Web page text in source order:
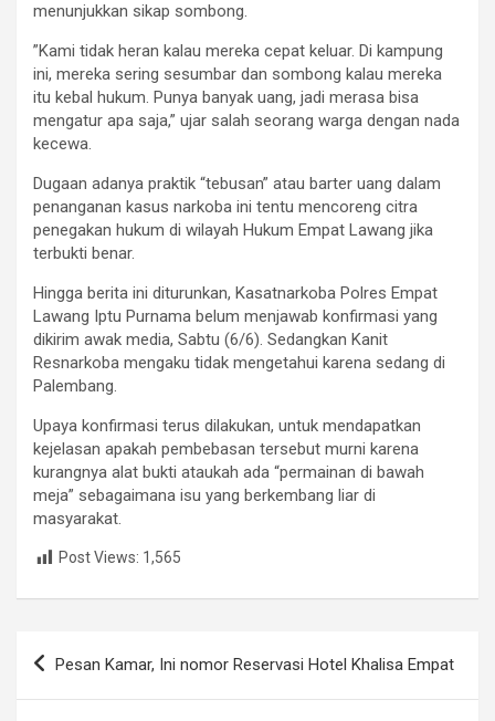
menunjukkan sikap sombong.
​”Kami tidak heran kalau mereka cepat keluar. Di kampung
ini, mereka sering sesumbar dan sombong kalau mereka
itu kebal hukum. Punya banyak uang, jadi merasa bisa
mengatur apa saja,” ujar salah seorang warga dengan nada
kecewa.
​Dugaan adanya praktik “tebusan” atau barter uang dalam
penanganan kasus narkoba ini tentu mencoreng citra
penegakan hukum di wilayah Hukum Empat Lawang jika
terbukti benar.
​Hingga berita ini diturunkan, Kasatnarkoba Polres Empat
Lawang Iptu Purnama belum menjawab konfirmasi yang
dikirim awak media, Sabtu (6/6). Sedangkan Kanit
Resnarkoba mengaku tidak mengetahui karena sedang di
Palembang.
Upaya konfirmasi terus dilakukan, untuk mendapatkan
kejelasan apakah pembebasan tersebut murni karena
kurangnya alat bukti ataukah ada “permainan di bawah
meja” sebagaimana isu yang berkembang liar di
masyarakat.
Post Views: 1,565
Post
Pesan Kamar, Ini nomor Reservasi Hotel Khalisa Empat